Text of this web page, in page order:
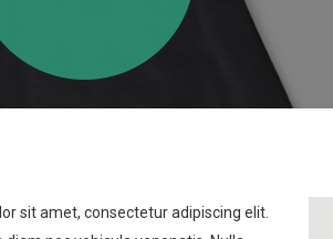
sit amet, consectetur adipiscing elit.